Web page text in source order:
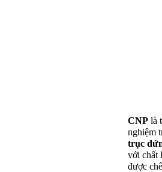
CNP là
nghiệm
trục
với chất
được